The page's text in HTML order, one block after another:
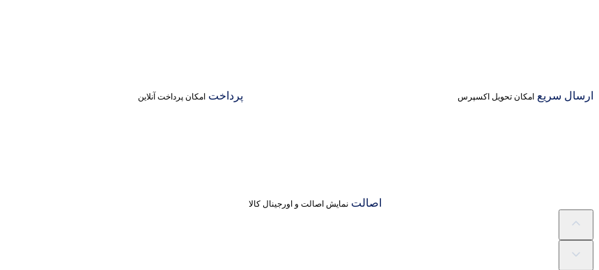
ارسال سریع امکان تحویل اکسپرس پرداخت امکان پرداخت آنلاین
اصالت نمایش اصالت و اورجینال کالا